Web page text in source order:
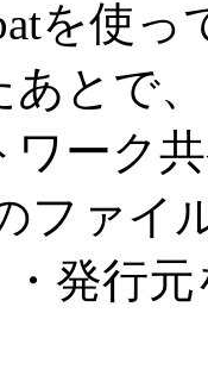
を使
とで、
ワーク
ファイ
発行